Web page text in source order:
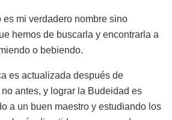
es mi verdadero nombre sino
hemos de buscarla y encontrarla a
o bebiendo.
es actualizada después de
antes, y lograr la Budeidad es
a un buen maestro y estudiando los